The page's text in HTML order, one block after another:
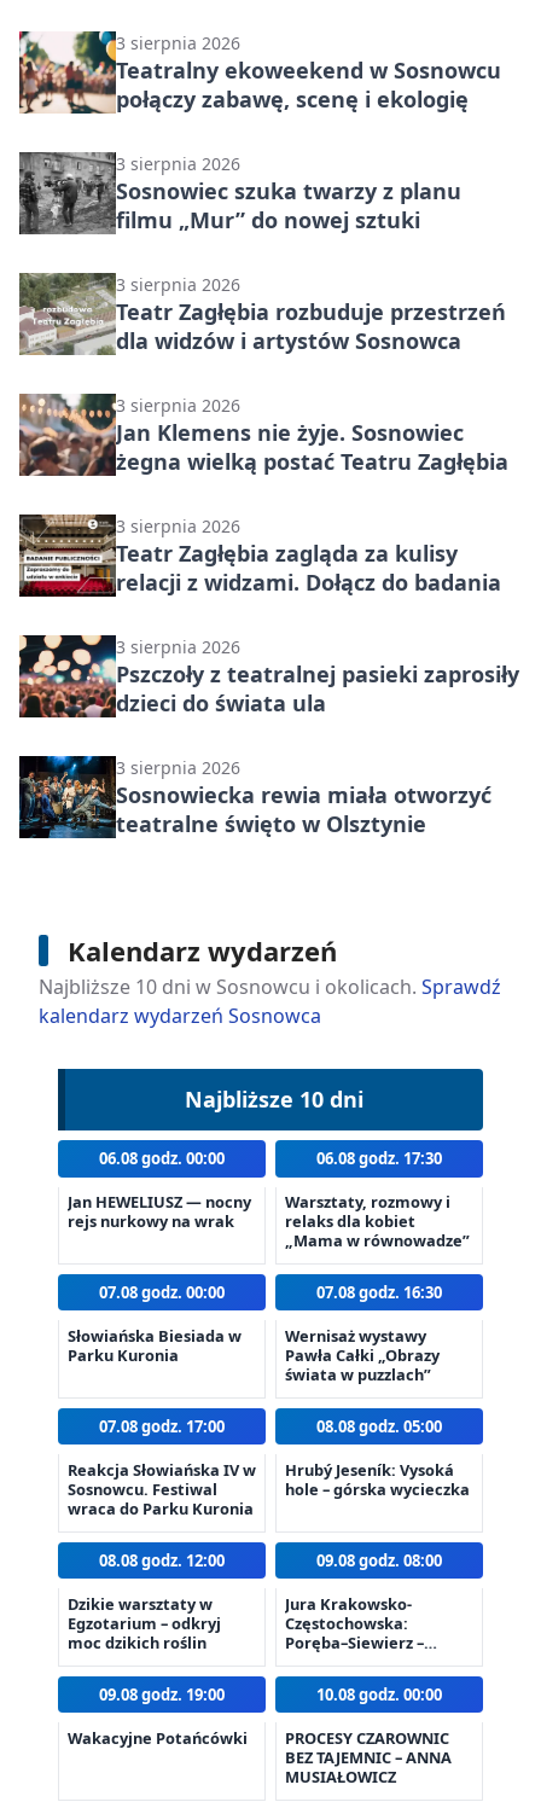
3 sierpnia 2026
Teatralny ekoweekend w Sosnowcu
połączy zabawę, scenę i ekologię
3 sierpnia 2026
Sosnowiec szuka twarzy z planu
filmu „Mur” do nowej sztuki
3 sierpnia 2026
Teatr Zagłębia rozbuduje przestrzeń
dla widzów i artystów Sosnowca
3 sierpnia 2026
Jan Klemens nie żyje. Sosnowiec
żegna wielką postać Teatru Zagłębia
3 sierpnia 2026
Teatr Zagłębia zagląda za kulisy
relacji z widzami. Dołącz do badania
3 sierpnia 2026
Pszczoły z teatralnej pasieki zaprosiły
dzieci do świata ula
3 sierpnia 2026
Sosnowiecka rewia miała otworzyć
teatralne święto w Olsztynie
Kalendarz wydarzeń
Najbliższe 10 dni w Sosnowcu i okolicach. Sprawdź
kalendarz wydarzeń Sosnowca
Najbliższe 10 dni
06.08 godz. 00:00
Jan HEWELIUSZ — nocny
rejs nurkowy na wrak
06.08 godz. 17:30
Warsztaty, rozmowy i
relaks dla kobiet
„Mama w równowadze”
07.08 godz. 00:00
Słowiańska Biesiada w
Parku Kuronia
07.08 godz. 16:30
Wernisaż wystawy
Pawła Całki „Obrazy
świata w puzzlach”
07.08 godz. 17:00
Reakcja Słowiańska IV w
Sosnowcu. Festiwal
wraca do Parku Kuronia
08.08 godz. 05:00
Hrubý Jeseník: Vysoká
hole – górska wycieczka
08.08 godz. 12:00
Dzikie warsztaty w
Egzotarium – odkryj
moc dzikich roślin
09.08 godz. 08:00
Jura Krakowsko-
Częstochowska:
Poręba–Siewierz –
wycieczka piesza
09.08 godz. 19:00
Wakacyjne Potańcówki
10.08 godz. 00:00
PROCESY CZAROWNIC
BEZ TAJEMNIC – ANNA
MUSIAŁOWICZ